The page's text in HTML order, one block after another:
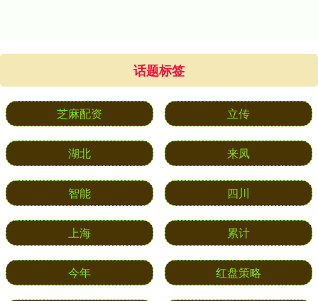
话题标签
芝麻配资 立传
湖北 来凤
智能 四川
上海 累计
今年 红盘策略